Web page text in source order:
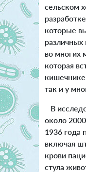
сельском
которые
во многих
которая
так и у
В
около
1936 года
включая
крови
стула